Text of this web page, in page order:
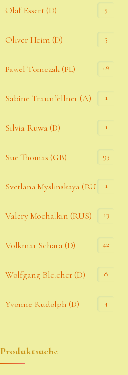
Olaf Essert (D) 5
Oliver Heim (D) 5
Pawel Tomczak (PL) 18
Sabine Traunfellner (A) 1
Silvia Ruwa (D) 1
Sue Thomas (GB) 93
Svetlana Myslinskaya (RUS) 1
Valery Mochalkin (RUS) 13
Volkmar Schara (D) 42
Wolfgang Bleicher (D) 8
Yvonne Rudolph (D) 4
Produktsuche